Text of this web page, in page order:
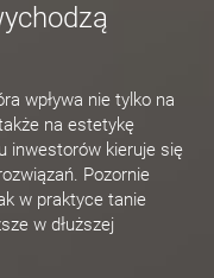
wpływa nie tylko na
na estetykę
inwestorów kieruje się
Pozornie
w praktyce tanie
w dłuższej